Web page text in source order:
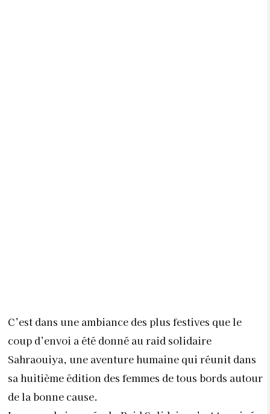
de la bonne cause.
La seconde journée du Raid Solidaire s’est terminée
sur une note de joie malgré les épreuves et les défis
auxquels les participantes ont dû faire face. Elles
étaient toutes déterminées à braver les obstacles de